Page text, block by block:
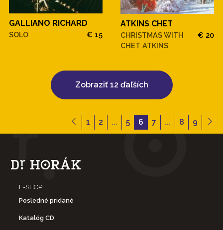
GALLIANO RICHARD
SOLO € 15
ATKINS CHET
CHRISTMAS WITH
CHET ATKINS
€ 20
Zobraziť 12 ďaľších
1 2 ... 5 6 7 ... 8 9
E-SHOP
Posledné pridané
Katalóg CD